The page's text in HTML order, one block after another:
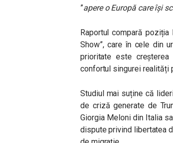
”apere o Europă care își
Raportul compară poziția
Show”, care în cele din
prioritate este
confortul singurei realități
Studiul mai suține că
de criză generate de
Giorgia Meloni din Italia
dispute privind libertatea